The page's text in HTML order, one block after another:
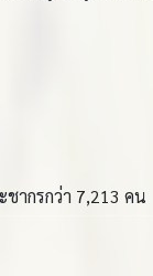
ากรกว่า 7,213 คน